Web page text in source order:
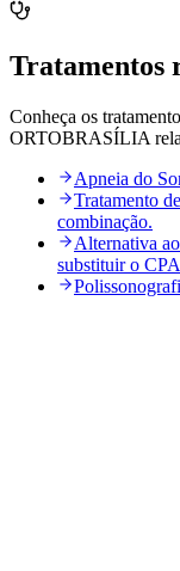
Tratamentos
Conheça os
ORTOBRASÍLIA
Apneia do
Tratamento
combinação.
Alternativa
substituir o